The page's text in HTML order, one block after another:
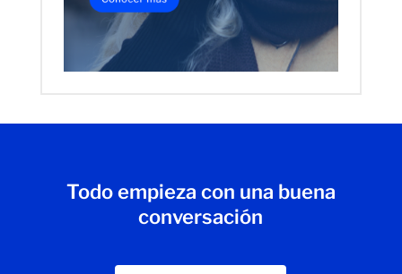
Todo empieza con una buena
conversación